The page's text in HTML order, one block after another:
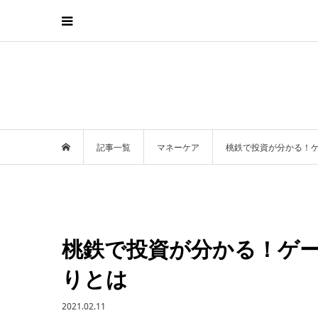
記事一覧 マネーケア 桃鉄で投資が分かる！
桃鉄で投資が分かる！ゲ
りとは
2021.02.11